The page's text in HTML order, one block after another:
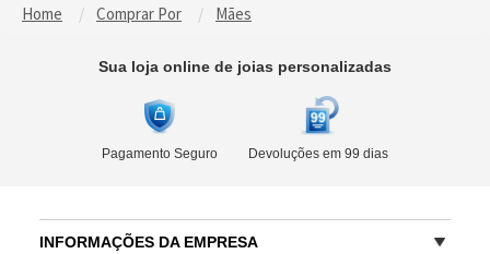
Home Comprar Por Mães
Sua loja online de joias personalizadas
Pagamento Seguro Devoluções em 99 dias
INFORMAÇÕES DA EMPRESA